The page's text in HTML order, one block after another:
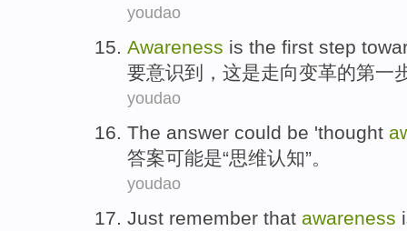
youdao
Awareness is the first step
要意识到
， 这是走向变革的第一
youdao
The answer could be 'thought
答案可能是“思维认知”。
youdao
Just remember that awareness